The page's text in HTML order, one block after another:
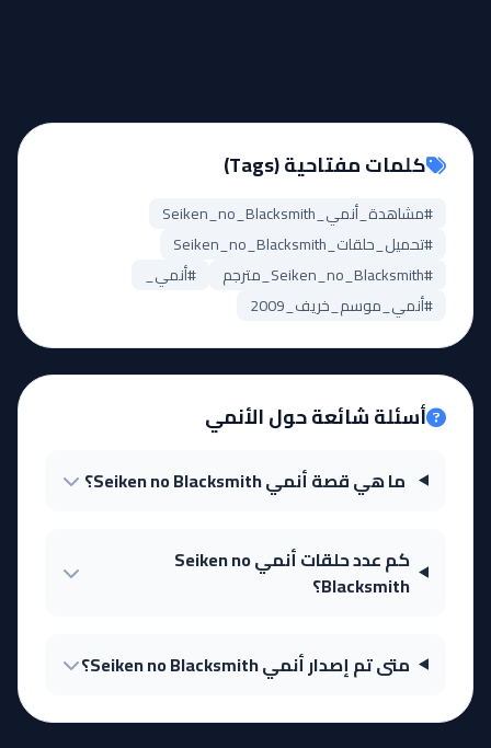
كلمات مفتاحية (Tags)
#مشاهدة_أنمي_Seiken_no_Blacksmith
#تحميل_حلقات_Seiken_no_Blacksmith
#Seiken_no_Blacksmith_مترجم
#أنمي_
#أنمي_موسم_خريف_2009
أسئلة شائعة حول الأنمي
ما هي قصة أنمي Seiken no Blacksmith؟
كم عدد حلقات أنمي Seiken no
Blacksmith؟
متى تم إصدار أنمي Seiken no Blacksmith؟